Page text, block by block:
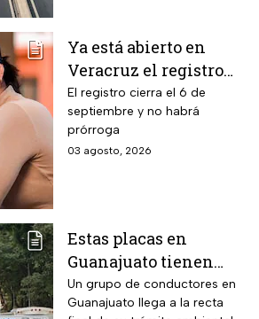
sanción de miles de pesos.
Ya está abierto en
Veracruz el registro
para becas de hasta
$3,000 pesos para
estudiantes de todos
los niveles: fecha
El registro cierra el 6 de
septiembre y no habrá
prórroga
03 agosto, 2026
Estas placas en
Guanajuato tienen
hasta el 31 de agosto
2026 para realizar la
Un grupo de conductores en
Guanajuato llega a la recta